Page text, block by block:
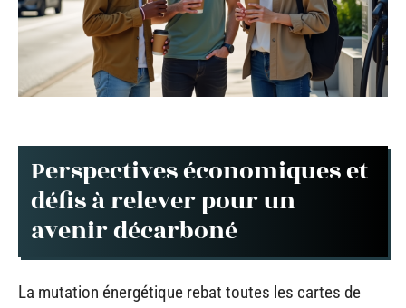
Perspectives économiques et
défis à relever pour un
avenir décarboné
La mutation énergétique rebat toutes les cartes de